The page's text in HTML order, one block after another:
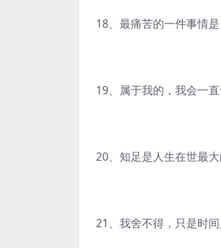
18、最痛苦的一件事情
19、属于我的，我会一
20、知足是人生在世最大
21、我舍不得，只是时间